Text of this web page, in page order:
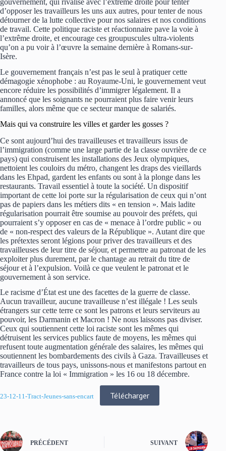
gouvernement, qui rivalise avec l’extrême droite pour tenter
d’opposer les travailleurs les uns aux autres, pour tenter de nous
détourner de la lutte collective pour nos salaires et nos conditions
de travail. Cette politique raciste et réactionnaire pave la voie à
l’extrême droite, et encourage ces groupuscules ultra-violents
qu’on a pu voir à l’œuvre la semaine dernière à Romans-sur-
Isère.
Le gouvernement français n’est pas le seul à pratiquer cette
démagogie xénophobe : au Royaume-Uni, le gouvernement veut
encore réduire les possibilités d’immigrer légalement. Il a
annoncé que les soignants ne pourraient plus faire venir leurs
familles, alors même que ce secteur manque de salariés.
Mais qui va construire les villes et garder les gosses ?
Ce sont aujourd’hui des travailleuses et travailleurs issus de
l’immigration (comme une large partie de la classe ouvrière de ce
pays) qui construisent les installations des Jeux olympiques,
nettoient les couloirs du métro, changent les draps des vieillards
dans les Ehpad, gardent les enfants ou sont à la plonge dans les
restaurants. Travail essentiel à toute la société. Un dispositif
important de cette loi porte sur la régularisation de ceux qui n’ont
pas de papiers dans les métiers dits « en tension ». Mais ladite
régularisation pourrait être soumise au pouvoir des préfets, qui
pourraient s’y opposer en cas de « menace à l’ordre public » ou
de « non-respect des valeurs de la République ». Autant dire que
les prétextes seront légions pour priver des travailleurs et des
travailleuses de leur titre de séjour, et permettre au patronat de les
exploiter plus durement, par le chantage au retrait du titre de
séjour et à l’expulsion. Voilà ce que veulent le patronat et le
gouvernement à son service.
Le racisme d’État est une des facettes de la guerre de classe.
Aucun travailleur, aucune travailleuse n’est illégale ! Les seuls
étrangers sur cette terre ce sont les patrons et leurs serviteurs au
pouvoir, les Darmanin et Macron ! Ne nous laissons pas diviser.
Ceux qui soutiennent cette loi raciste sont les mêmes qui
détruisent les services publics faute de moyens, les mêmes qui
refusent toute augmentation générale des salaires, les mêmes qui
soutiennent les bombardements des civils à Gaza. Travailleuses et
travailleurs de tous pays, unissons-nous et manifestons partout en
France contre la loi « Immigration » les 16 ou 18 décembre.
23-12-11-Tract-Jeunes-sans-encart Télécharger
PRÉCÉDENT SUIVANT